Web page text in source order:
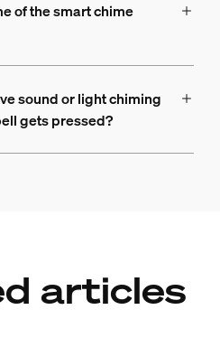
of the smart chime
sound or light chiming
gets pressed?
articles